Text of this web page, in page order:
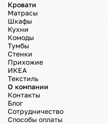
Кровати
Матрасы
Шкафы
Кухни
Комоды
Тумбы
Стенки
Прихожие
ИКЕА
Текстиль
О компании
Контакты
Блог
Сотрудничество
Способы оплаты